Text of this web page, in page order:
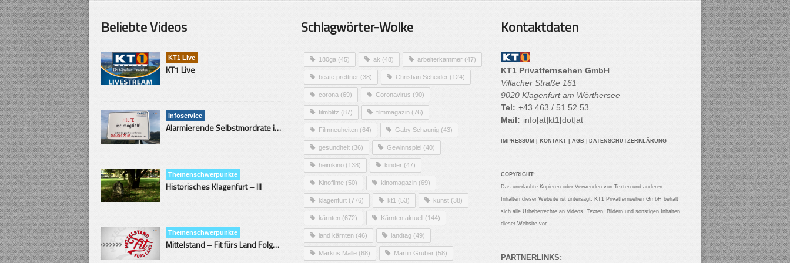
Beliebte Videos
KT1 Live
KT1 Live
Infoservice
Alarmierende Selbstmordrate in Kärnten
Themenschwerpunkte
Historisches Klagenfurt – III
Themenschwerpunkte
Mittelstand – Fit fürs Land Folge 9- Konditor
Schlagwörter-Wolke
180ga (45) ak (48) arbeiterkammer (47)
beate prettner (38) Christian Scheider (124)
corona (69) Coronavirus (90)
filmblitz (87) filmmagazin (76)
Filmneuheiten (64) Gaby Schaunig (43)
gesundheit (36) Gewinnspiel (40)
heimkino (138) kinder (47)
Kinofilme (50) kinomagazin (69)
klagenfurt (776) kt1 (53) kunst (38)
kärnten (672) Kärnten aktuell (144)
land kärnten (46) landtag (49)
Markus Malle (68) Martin Gruber (58)
Kontaktdaten
KT1 Privatfernsehen GmbH
Villacher Straße 161
9020 Klagenfurt am Wörthersee
Tel: +43 463 / 51 52 53
Mail: info[at]kt1[dot]at
IMPRESSUM KONTAKT AGB DATENSCHUTZERKLÄRUNG
COPYRIGHT:
Das unerlaubte Kopieren oder Verwenden von Texten und anderen
Inhalten dieser Website ist untersagt. KT1 Privatfernsehen GmbH behält
sich alle Urheberrechte an Videos, Texten, Bildern und sonstigen Inhalten
dieser Website vor.
PARTNERLINKS: